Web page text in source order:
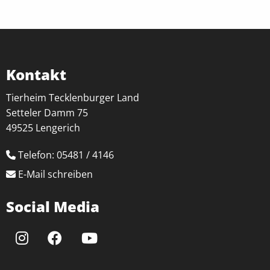
Kontakt
Tierheim Tecklenburger Land
Setteler Damm 75
49525 Lengerich
Telefon: 05481 / 4146
E-Mail schreiben
Social Media
Name:
Anbieter:
Tierheim Tecklenburger Land e.V.
Zweck:
Speichern von Cookie-Einstellungen
1 Jahr
EXTERNE MEDIEN
Kartendiensten anzeigen zu können, werden von
diesen externen Anbietern Cookies gesetzt